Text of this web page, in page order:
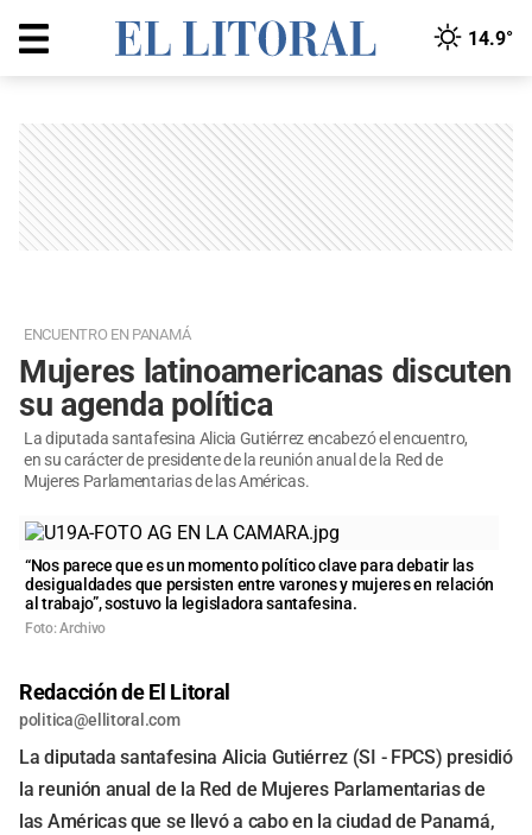
14.9°
ENCUENTRO EN PANAMÁ
Mujeres latinoamericanas discuten
su agenda política
La diputada santafesina Alicia Gutiérrez encabezó el encuentro,
en su carácter de presidente de la reunión anual de la Red de
Mujeres Parlamentarias de las Américas.
“Nos parece que es un momento político clave para debatir las
desigualdades que persisten entre varones y mujeres en relación
al trabajo”, sostuvo la legisladora santafesina.
Foto: Archivo
Redacción de El Litoral
politica@ellitoral.com
La diputada santafesina Alicia Gutiérrez (SI - FPCS) presidió
la reunión anual de la Red de Mujeres Parlamentarias de
las Américas que se llevó a cabo en la ciudad de Panamá,